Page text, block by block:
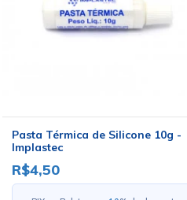
Pasta Térmica de Silicone 10g -
Implastec
R$4,50